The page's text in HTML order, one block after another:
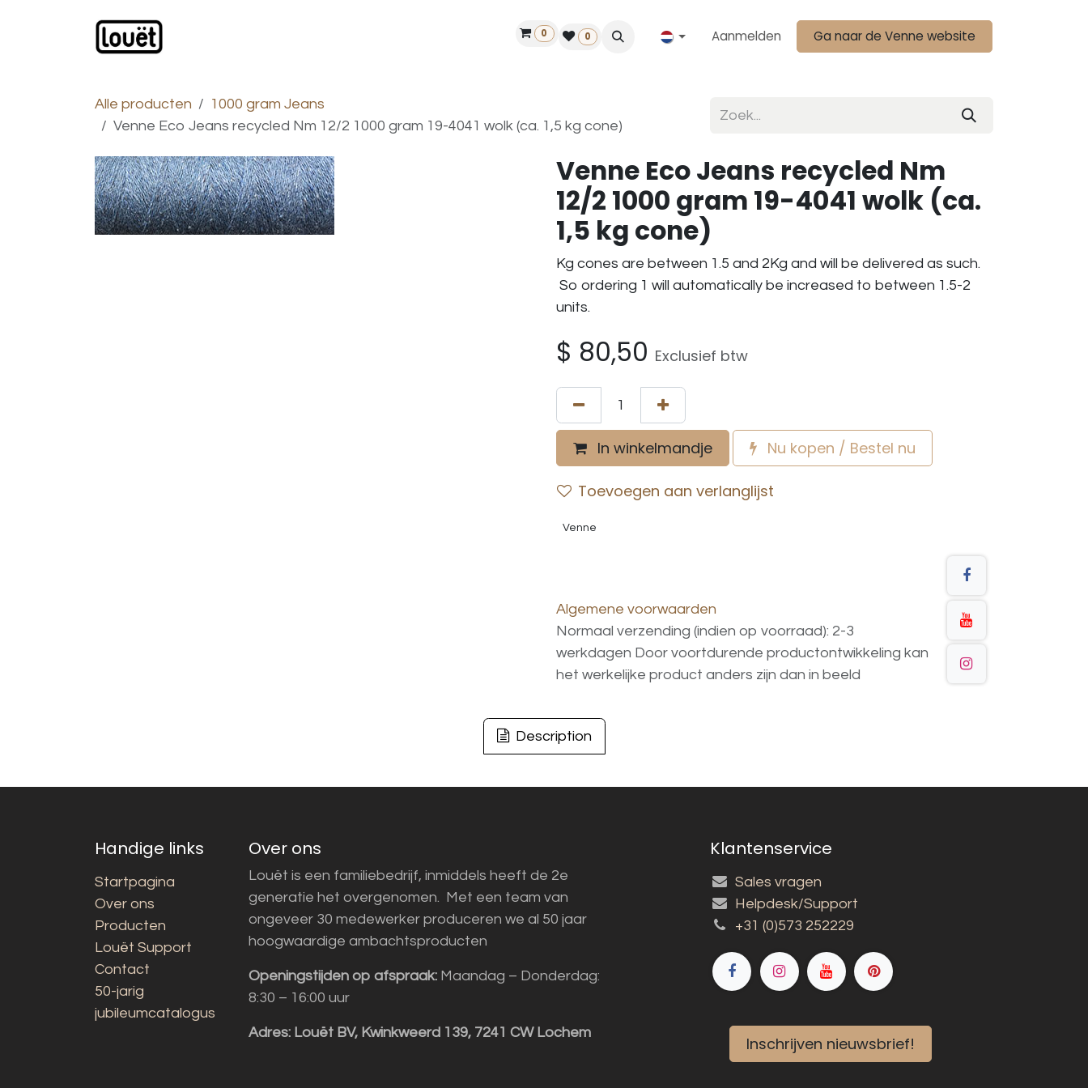
Vind een dealer
0 0 Aanmelden Ga naar de Venne website
Alle producten
1000 gram Jeans
Venne Eco Jeans recycled Nm 12/2 1000 gram 19-4041 wolk (ca. 1,5 kg cone)
Venne Eco Jeans recycled Nm
12/2 1000 gram 19-4041 wolk (ca.
1,5 kg cone)
Kg cones are between 1.5 and 2Kg and will be delivered as such.
So ordering 1 will automatically be increased to between 1.5-2
units.
$ 80,50 Exclusief btw
In winkelmandje Nu kopen / Bestel nu
Toevoegen aan verlanglijst
Venne
Algemene voorwaarden
Normaal verzending (indien op voorraad): 2-3
werkdagen Door voortdurende productontwikkeling kan
het werkelijke product anders zijn dan in beeld
Description
Handige links
Startpagina
Over ons
Producten
Louët Support
Contact
50-jarig
jubileumcatalogus
Over ons
Louët is een familiebedrijf, inmiddels heeft de 2e
generatie het overgenomen. Met een team van
ongeveer 30 medewerker produceren we al 50 jaar
hoogwaardige ambachtsproducten
Openingstijden op afspraak: Maandag – Donderdag:
8:30 – 16:00 uur
Adres: Louët BV, Kwinkweerd 139, 7241 CW Lochem
Klantenservice
Sales vragen
Helpdesk/Support
+31 (0)573 252229
Inschrijven nieuwsbrief!